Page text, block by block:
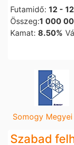
Futamidő: 12 -
Összeg:1 000
Kamat: 8.50%
Somogy
Szabad